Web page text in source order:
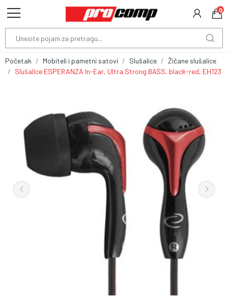
0
Početak Mobiteli i pametni satovi Slušalice
Žičane slušalice
Slušalice ESPERANZA In-Ear, Ultra Strong BASS, black-red, EH123